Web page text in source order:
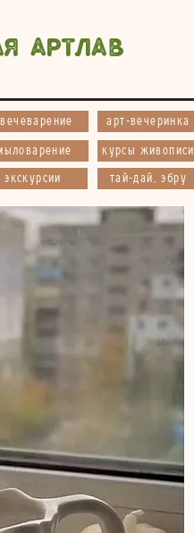
АртЛав
арт-вечеринка
экскурсии
курсы живописи
тай-дай, эбру